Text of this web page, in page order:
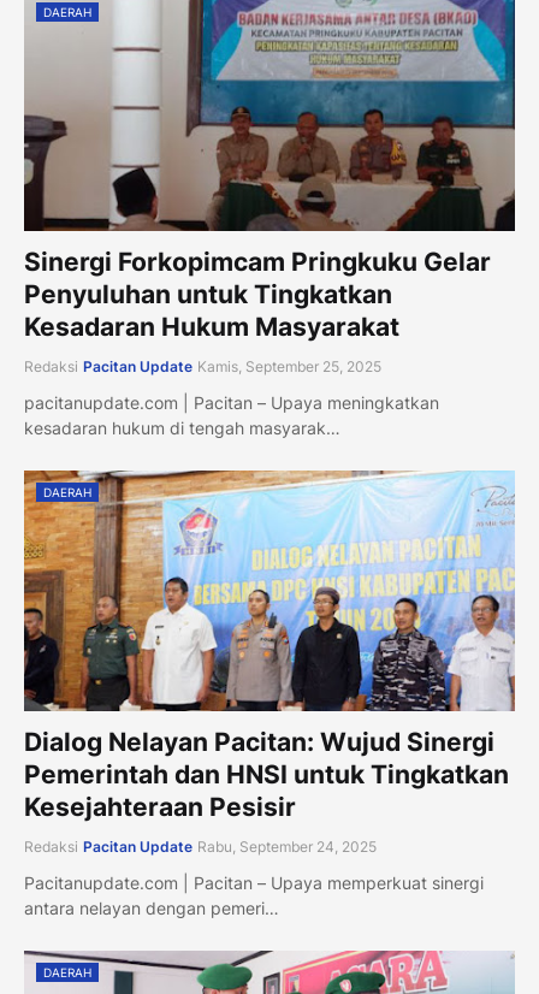
DAERAH
Sinergi Forkopimcam Pringkuku Gelar
Penyuluhan untuk Tingkatkan
Kesadaran Hukum Masyarakat
Redaksi Pacitan Update Kamis, September 25, 2025
pacitanupdate.com | Pacitan – Upaya meningkatkan
kesadaran hukum di tengah masyarak…
DAERAH
Dialog Nelayan Pacitan: Wujud Sinergi
Pemerintah dan HNSI untuk Tingkatkan
Kesejahteraan Pesisir
Redaksi Pacitan Update Rabu, September 24, 2025
Pacitanupdate.com | Pacitan – Upaya memperkuat sinergi
antara nelayan dengan pemeri…
DAERAH